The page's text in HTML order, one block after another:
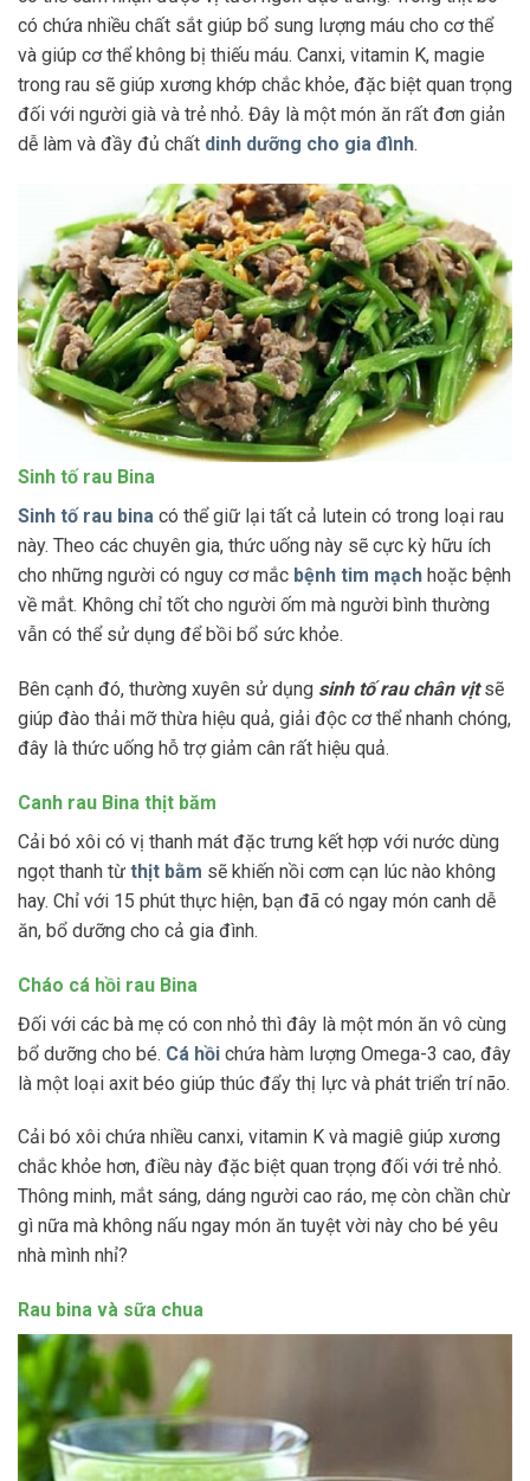
có chứa nhiều chất sắt giúp bổ sung lượng máu cho cơ thể
và giúp cơ thể không bị thiếu máu. Canxi, vitamin K, magie
trong rau sẽ giúp xương khớp chắc khỏe, đặc biệt quan trọng
đối với người già và trẻ nhỏ. Đây là một món ăn rất đơn giản
dễ làm và đầy đủ chất dinh dưỡng cho gia đình.
Sinh tố rau Bina
Sinh tố rau bina có thể giữ lại tất cả lutein có trong loại rau
này. Theo các chuyên gia, thức uống này sẽ cực kỳ hữu ích
cho những người có nguy cơ mắc bệnh tim mạch hoặc bệnh
về mắt. Không chỉ tốt cho người ốm mà người bình thường
vẫn có thể sử dụng để bồi bổ sức khỏe.
Bên cạnh đó, thường xuyên sử dụng sinh tố rau chân vịtsẽ
giúp đào thải mỡ thừa hiệu quả, giải độc cơ thể nhanh chóng,
đây là thức uống hỗ trợ giảm cân rất hiệu quả.
Canh rau Bina thịt băm
Cải bó xôi có vị thanh mát đặc trưng kết hợp với nước dùng
ngọt thanh từ thịt bằm sẽ khiến nồi cơm cạn lúc nào không
hay. Chỉ với 15 phút thực hiện, bạn đã có ngay món canh dễ
ăn, bổ dưỡng cho cả gia đình.
Cháo cá hồi rau Bina
Đối với các bà mẹ có con nhỏ thì đây là một món ăn vô cùng
bổ dưỡng cho bé. Cá hồi chứa hàm lượng Omega-3 cao, đây
là một loại axit béo giúp thúc đẩy thị lực và phát triển trí não.
Cải bó xôi chứa nhiều canxi, vitamin K và magiê giúp xương
chắc khỏe hơn, điều này đặc biệt quan trọng đối với trẻ nhỏ.
Thông minh, mắt sáng, dáng người cao ráo, mẹ còn chần chừ
gì nữa mà không nấu ngay món ăn tuyệt vời này cho bé yêu
nhà mình nhỉ?
Rau bina và sữa chua